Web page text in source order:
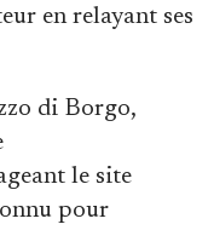
en relayant ses
di Borgo,
le site
pour